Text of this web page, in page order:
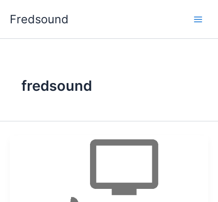
Fredsound
fredsound